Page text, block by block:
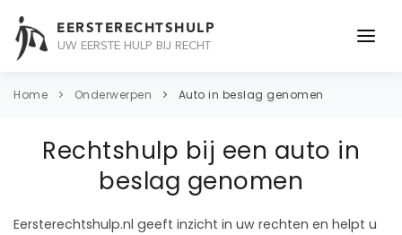
EERSTERECHTSHULP
UW EERSTE HULP BIJ RECHT
ONDERWERPEN
ADVOCAAT
Home Onderwerpen Auto in beslag genomen
Rechtshulp bij een auto in
beslag genomen
Eersterechtshulp.nl geeft inzicht in uw rechten en helpt u